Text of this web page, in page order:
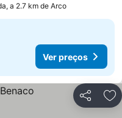
a 2.7 km de Arco
Ver preços
Partilhar